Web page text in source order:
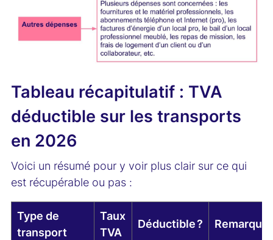
Tableau récapitulatif : TVA
déductible sur les transports
en 2026
Voici un résumé pour y voir plus clair sur ce qui
est récupérable ou pas :
Type de
transport
Taux
TVA
Déductible ?